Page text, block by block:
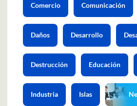
Comercio Comunicación
Daños Desarrollo
Destrucción Educación
Industria Islas